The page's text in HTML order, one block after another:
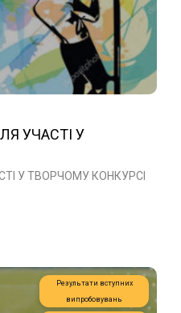
УЧАСТІ У
У ТВОРЧОМУ КОНКУРСІ
Результати вступних
випробовувань